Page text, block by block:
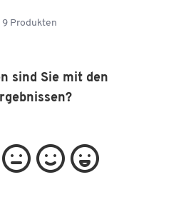
9 Produkten
sind Sie mit den